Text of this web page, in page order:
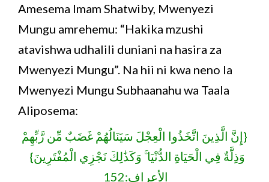
Amesema Imam Shatwiby, Mwenyezi
Mungu amrehemu: “Hakika mzushi
atavishwa udhalili duniani na hasira za
Mwenyezi Mungu”. Na hii ni kwa neno la
Mwenyezi Mungu Subhaanahu wa Taala
Aliposema:
{إِنَّ الَّذِينَ اتَّخَذُوا الْعِجْلَ سَيَنَالُهُمْ غَضَبٌ مِّن رَّبِّهِمْ
وَذِلَّةٌ فِي الْحَيَاةِ الدُّنْيَا ۚ وَكَذَٰلِكَ نَجْزِي الْمُفْتَرِينَ}
الأعراف:152